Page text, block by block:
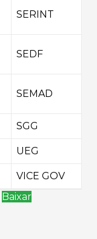
SERINT
SEDF
SEMAD
SGG
UEG
VICE GOV
Baixar